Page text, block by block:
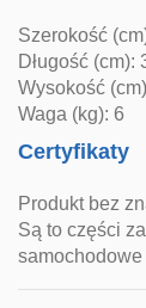
Szerokość
Długość (cm):
Wysokość
Waga (kg): 6
Certyfikaty
Produkt bez
Są to części
samochodowe